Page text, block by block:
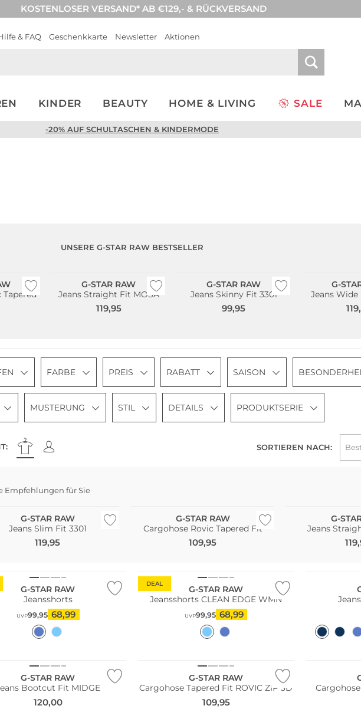
KOSTENLOSER VERSAND* AB €129,- & RÜCKVERSAND
& FAQ Geschenkkarte Newsletter Aktionen
KINDER BEAUTY HOME & LIVING SALE
-20% AUF SCHULTASCHEN & KINDERMODE
UNSERE G-STAR RAW BESTSELLER
Tapered
G-STAR RAW
Jeans Straight Fit MOSA
119,95
G-STAR RAW
Jeans Skinny Fit 3301
99,95
G-
Jeans Wide
FARBE PREIS RABATT SAISON
MUSTERUNG STIL DETAILS PRODUKTSERIE
SORTIEREN NACH:
Empfehlungen für Sie
G-STAR RAW
Jeans Slim Fit 3301
119,95
G-STAR RAW
Cargohose Rovic Tapered Fit
109,95
G-
Jeans
G-STAR RAW
Jeansshorts
UVP99,95 68,99
DEAL
G-STAR RAW
Jeansshorts CLEAN EDGE WMN
UVP99,95 68,99
G-STAR RAW
Bootcut Fit MIDGE
120,00
G-STAR RAW
Cargohose Tapered Fit ROVIC ZIP 3D
109,95